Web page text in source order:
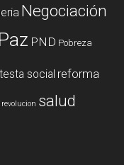
Negociación
Paz PND Pobreza
social reforma
revolucion salud